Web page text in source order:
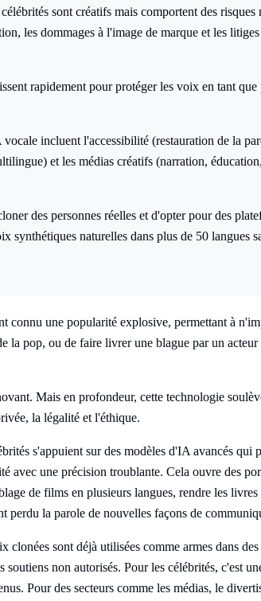
sont créatifs mais comportent des risques
les dommages à l'image de marque et les litiges
rapidement pour protéger les voix en tant que
incluent l'accessibilité (restauration de la
et les médias créatifs (narration, éducation,
des personnes réelles et d'opter pour des
synthétiques naturelles dans plus de 50 langues
connu une popularité explosive, permettant à
la pop, ou de faire livrer une blague par un acteur
Mais en profondeur, cette technologie
la légalité et l'éthique.
s'appuient sur des modèles d'IA avancés qui
avec une précision troublante. Cela ouvre des
de films en plusieurs langues, rendre les
perdu la parole de nouvelles façons de
sont déjà utilisées comme armes dans des
soutiens non autorisés. Pour les célébrités, c'est
Pour des secteurs comme les médias, le